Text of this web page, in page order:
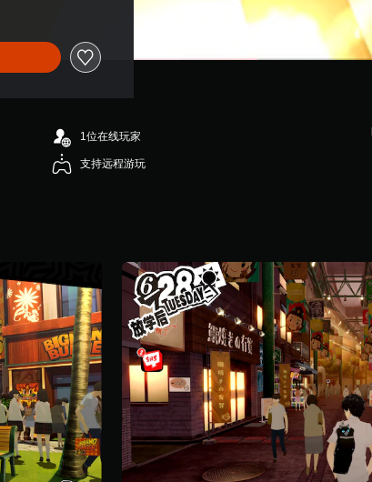
1位在线玩家
支持远程游玩